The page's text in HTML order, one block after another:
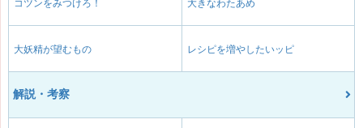
コツンをみつけろ！ 大きなわたあめ
大妖精が望むもの レシピを増やしたいッピ
解説・考察